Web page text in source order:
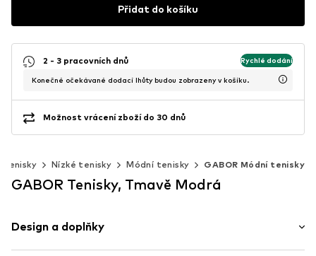
Přidat do košíku
2 - 3 pracovních dnů Rychlé dodání
Konečné očekávané dodací lhůty budou zobrazeny v košíku.
Možnost vrácení zboží do 30 dnů
Tenisky Nízké tenisky Módní tenisky GABOR Módní tenisky
GABOR Tenisky, Tmavě Modrá
Design a doplňky